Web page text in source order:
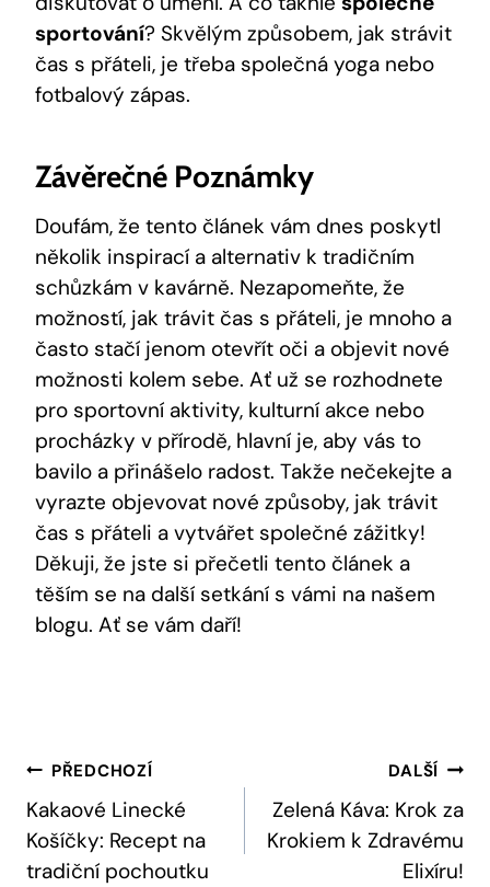
sportování? Skvělým způsobem, jak strávit
čas s přáteli, je třeba společná yoga nebo
fotbalový zápas.
Závěrečné Poznámky
Doufám, že tento článek vám dnes poskytl
několik inspirací a alternativ k tradičním
schůzkám v kavárně. Nezapomeňte, že
možností, jak trávit čas s přáteli, je mnoho a
často stačí jenom otevřít oči a objevit nové
možnosti kolem sebe. Ať už se rozhodnete
pro sportovní aktivity, kulturní akce nebo
procházky v přírodě, hlavní je, aby vás to
bavilo a přinášelo radost. Takže nečekejte a
vyrazte objevovat nové způsoby, jak trávit
čas s přáteli a vytvářet společné zážitky!
Děkuji, že jste si přečetli tento článek a
těším se na další setkání s vámi na našem
blogu. Ať se vám daří!
Navigace
Pro
Příspěvek
PŘEDCHOZÍ
Kakaové Linecké
Košíčky: Recept na
tradiční pochoutku
DALŠÍ
Zelená Káva: Krok za
Krokiem k Zdravému
Elixíru!